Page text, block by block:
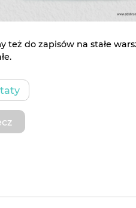
też do zapisów na stałe